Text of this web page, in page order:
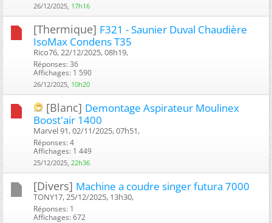
26/12/2025, 17h16
[Thermique] F321 - Saunier Duval Chaudière
IsoMax Condens T35
Rico76, 22/12/2025, 08h19, ‎
Réponses: 36
Affichages: 1 590
26/12/2025, 10h20
[Blanc] Demontage Aspirateur Moulinex
Boost'air 1400
Marvel 91, 02/11/2025, 07h51, ‎
Réponses: 4
Affichages: 1 449
25/12/2025, 22h36
[Divers] Machine a coudre singer futura 7000
TONY17, 25/12/2025, 13h30, ‎
Réponses: 1
Affichages: 672